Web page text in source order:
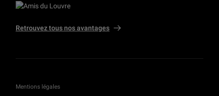
Retrouvez tous nos avantages
Mentions légales